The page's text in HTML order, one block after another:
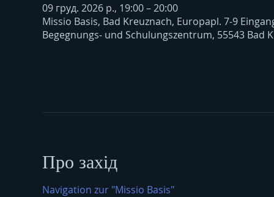
09 груд. 2026 р., 19:00 – 20:00
Missio Basis, Bad Kreuznach, Europapl. 7-9
Begegnungs- und Schulungszentrum, 55543 Bad
Про захід
Navigation zur "Missio Basis"